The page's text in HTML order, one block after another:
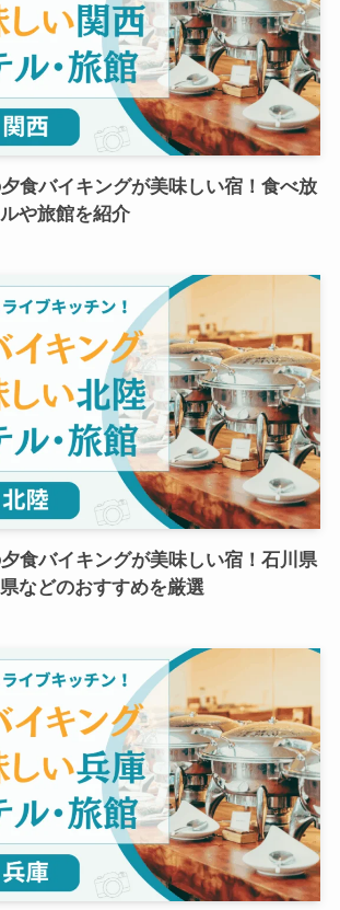
夕食バイキングが美味しい宿！食べ放
や旅館を紹介
夕食バイキングが美味しい宿！石川県
などのおすすめを厳選